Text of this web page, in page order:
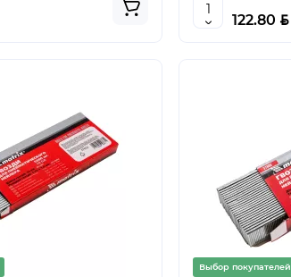
122.80 BYN
Выбор покупателей